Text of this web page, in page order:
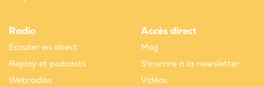
Radio
Ecouter en direct
Replay et podcasts
Webradios
Accès direct
Mag
S'inscrire à la newsletter
Vidéos